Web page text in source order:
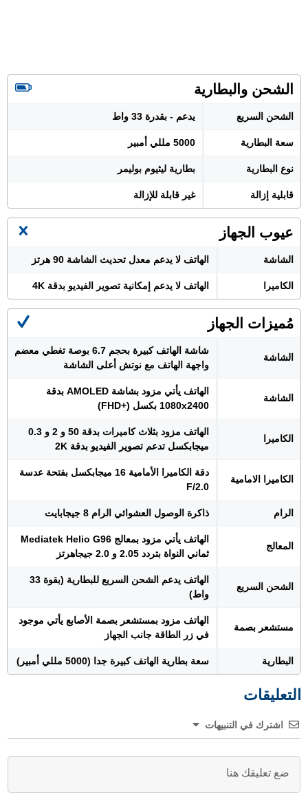
الشحن والبطارية
الشحن السريع يدعم - بقدرة 33 واط
سعة البطارية 5000 مللي أمبير
نوع البطارية بطارية ليثيوم بوليمر
قابلية إزالة غير قابلة للإزالة
عيوب الجهاز
الشاشة الهاتف لا يدعم معدل تحديث الشاشة 90 هرتز
الكاميرا الهاتف لا يدعم إمكانية تصوير الفيديو بدقة 4K
مُميزات الجهاز
الشاشة
شاشة الهاتف كبيرة بحجم 6.7 بوصة تغطي معضم
واجهة الهاتف مع نوتش أعلى الشاشة
الشاشة
الهاتف يأتي مزود بشاشة AMOLED بدقة
1080x2400 بكسل (+FHD)
الكاميرا
الهاتف مزود بثلاث كاميرات بدقة 50 و 2 و 0.3
ميجابكسل تدعم تصوير الفيديو بدقة 2K
الكاميرا الامامية
دقة الكاميرا الأمامية 16 ميجابكسل بفتحة عدسة
F/2.0
الرام ذاكرة الوصول العشوائي الرام 8 جيجابايت
المعالج
الهاتف يأتي مزود بمعالج Mediatek Helio G96
ثماني النواة بتردد 2.05 و 2.0 جيجاهرتز
الشحن السريع
الهاتف يدعم الشحن السريع للبطارية (بقوة 33
واط)
مستشعر بصمة
الهاتف مزود بمستشعر بصمة الأصابع يأتي موجود
في زر الطاقة جانب الجهاز
البطارية سعة بطارية الهاتف كبيرة جدا (5000 مللي أمبير)
التعليقات
اشترك في التنبيهات